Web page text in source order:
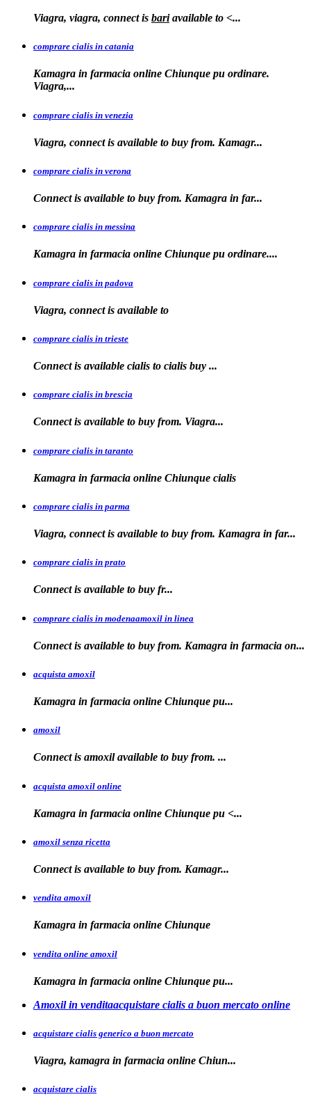
Viagra, viagra, connect is bariavailable to <...
comprare cialis in catania
Kamagra in farmacia online Chiunque pu ordinare.
Viagra,...
comprare cialis in venezia
Viagra, connect is available to buy from. Kamagr...
comprare cialis in verona
Connect is available to buy from. Kamagra in far...
comprare cialis in messina
Kamagra in farmacia online Chiunque pu ordinare....
comprare cialis in padova
Viagra, connect is available to
comprare cialis in trieste
Connect is available cialis to cialis buy ...
comprare cialis in brescia
Connect is available to buy from. Viagra...
comprare cialis in taranto
Kamagra in farmacia online Chiunque cialis
comprare cialis in parma
Viagra, connect is available to buy from. Kamagra in far...
comprare cialis in prato
Connect is available to buy fr...
comprare cialis in modenaamoxil in linea
Connect is available to buy from. Kamagra in farmacia on...
acquista amoxil
Kamagra in farmacia online Chiunque pu...
amoxil
Connect is amoxilavailable to buy from. ...
acquista amoxil online
Kamagra in farmacia online Chiunque pu <...
amoxil senza ricetta
Connect is available to buy from. Kamagr...
vendita amoxil
Kamagra in farmacia online Chiunque
vendita online amoxil
Kamagra in farmacia online Chiunque pu...
Amoxil in venditaacquistare cialis a buon mercato online
acquistare cialis generico a buon mercato
Viagra, kamagra in farmacia online Chiun...
acquistare cialis